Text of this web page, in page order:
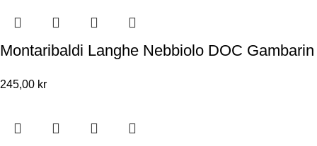
Montaribaldi Langhe Nebbiolo DOC Gambarin
245,00 kr